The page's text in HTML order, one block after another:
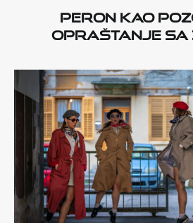
Peron kao
opraštanje sa